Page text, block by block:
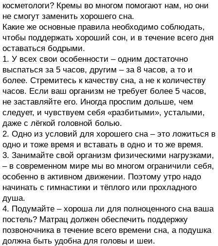
косметологи? Кремы во многом помогают нам, но они
не смогут заменить хорошего сна.
Какие же основные правила необходимо соблюдать,
чтобы поддержать хороший сон, и в течение всего дня
оставаться бодрыми.
1. У всех свои особенности – одним достаточно
выспаться за 5 часов, другим – за 8 часов, а то и
более. Стремитесь к качеству сна, а не к количеству
часов. Если ваш организм не требует более 5 часов,
не заставляйте его. Иногда проспим дольше, чем
следует, и чувствуем себя «разбитыми», усталыми,
даже с лёгкой головной болью.
2. Одно из условий для хорошего сна – это ложиться в
одно и тоже время и вставать в одно и то же время.
3. Занимайте свой организм физическими нагрузками,
– в современном мире мы во многом ограничили себя,
особенно в активном движении. Поэтому утро надо
начинать с гимнастики и тёплого или прохладного
душа.
4. Подумайте – хороша ли для полноценного сна ваша
постель? Матрац должен обеспечить поддержку
позвоночника в течение всего времени сна, а подушка
должна быть удобна для головы и шеи.